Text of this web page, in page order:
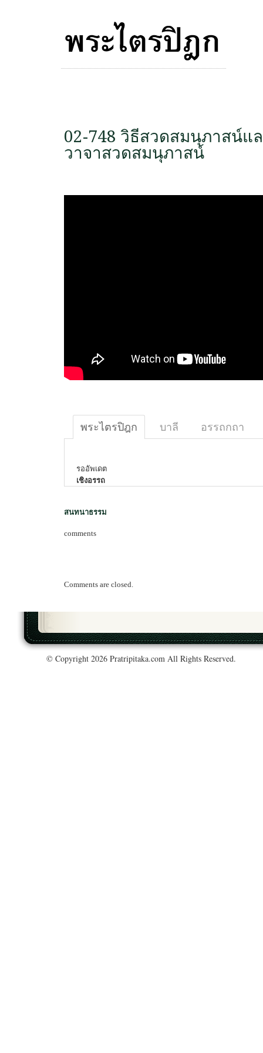
02-748 วิธีสวดสมนุภาสน์แ
วาจาสวดสมนุภาสน์
พระไตรปิฎก บาลี อรรถกถา
รออัพเดต
เชิงอรรถ
สนทนาธรรม
comments
Comments are closed.
© Copyright 2026 Pratripitaka.com All Rights Reserved.